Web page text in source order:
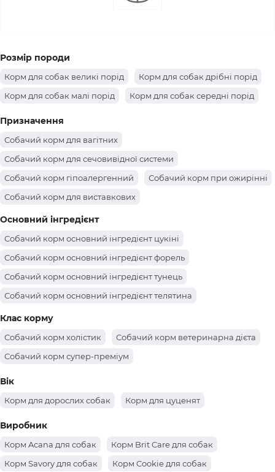
Розмір породи
Корм для собак великі порід
Корм для собак дрібні порід
Корм для собак малі порід
Корм для собак середні порід
Призначення
Собачий корм для вагітних
Собачий корм для сечовивідної системи
Собачий корм гіпоалергенний
Собачий корм при ожирінні
Собачий корм для виставкових
Собачий корм для контролю ваги
Собачий корм для чутливого травлення
Собачий корм для стерилізованих
Основний інгредієнт
Собачий корм основний інгредієнт цукіні
Собачий корм основний інгредієнт форель
Собачий корм основний інгредієнт тунець
Собачий корм основний інгредієнт телятина
Собачий корм основний інгредієнт свинина
Собачий корм основний інгредієнт рис
Собачий корм основний інгредієнт оленина
Собачий корм основний інгредієнт кабан
Собачий корм основний інгредієнт груша
Собачий корм основний інгредієнт апельсин
Клас корму
Собачий корм холістик
Собачий корм ветеринарна дієта
Собачий корм супер-преміум
Вік
Корм для дорослих собак Корм для цуценят
Виробник
Корм Acana для собак
Корм Brit Care для собак
Корм Savory для собак
Корм Cookie для собак